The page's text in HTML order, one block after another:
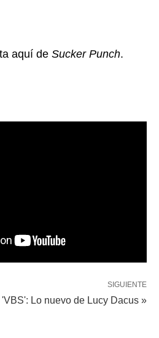
aquí de Sucker Punch.
SIGUIENTE
'VBS': Lo nuevo de Lucy Dacus »